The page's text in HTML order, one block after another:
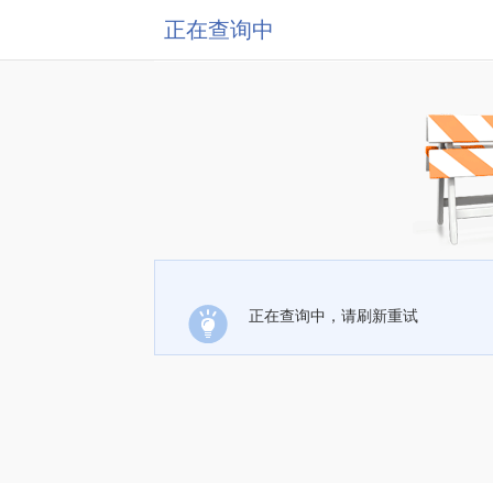
正在查询中
正在查询中，请刷新重试